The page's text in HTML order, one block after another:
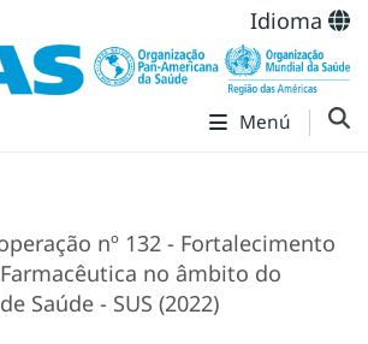
Idioma
Menú
nº 132 - Fortalecimento
no âmbito do
Saúde - SUS (2022)